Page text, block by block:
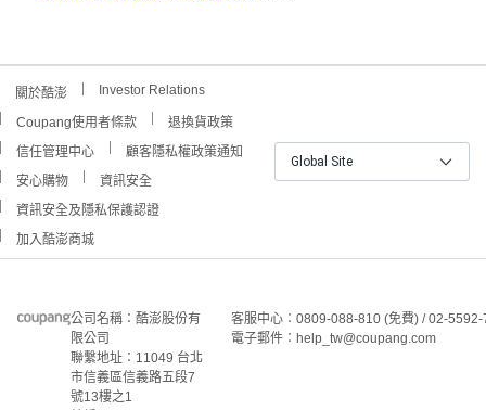
關於酷澎 Investor Relations
Coupang使用者條款
退換貨政策
信任管理中心
顧客隱私權政策通知
安心購物
資訊安全
資訊安全及隱私保護認證
加入酷澎商城
Global Site
公司名稱：酷澎股份有
限公司
聯繫地址：11049 台北
市信義區信義路五段7
號13樓之1
客服中心：0809-088-810 (免費) / 02-
電子郵件：help_tw@coupang.com